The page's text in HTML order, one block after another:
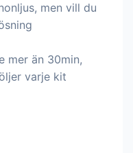
men vill du
mer än 30min,
varje kit